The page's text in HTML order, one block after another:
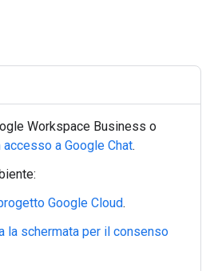
Workspace Business o
accesso a Google Chat.
Google Cloud.
la schermata per il consenso